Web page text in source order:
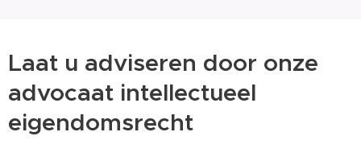
Laat u adviseren door onze
advocaat intellectueel
eigendomsrecht